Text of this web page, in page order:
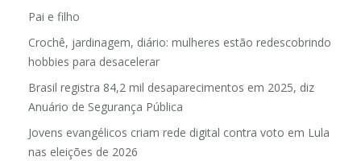
Pai e filho
Crochê, jardinagem, diário: mulheres estão redescobrindo
hobbies para desacelerar
Brasil registra 84,2 mil desaparecimentos em 2025, diz
Anuário de Segurança Pública
Jovens evangélicos criam rede digital contra voto em Lula
nas eleições de 2026